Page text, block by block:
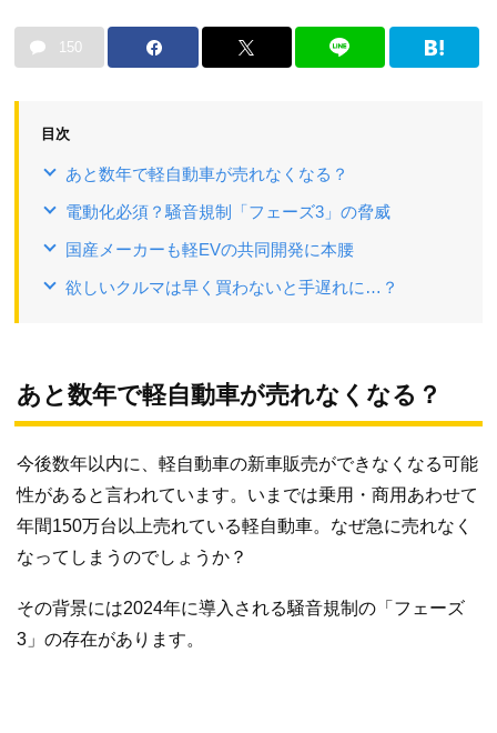
150
目次
あと数年で軽自動車が売れなくなる？
電動化必須？騒音規制「フェーズ3」の脅威
国産メーカーも軽EVの共同開発に本腰
欲しいクルマは早く買わないと手遅れに…？
あと数年で軽自動車が売れなくなる？
今後数年以内に、軽自動車の新車販売ができなくなる可能
性があると言われています。いまでは乗用・商用あわせて
年間150万台以上売れている軽自動車。なぜ急に売れなく
なってしまうのでしょうか？
その背景には2024年に導入される騒音規制の「フェーズ
3」の存在があります。